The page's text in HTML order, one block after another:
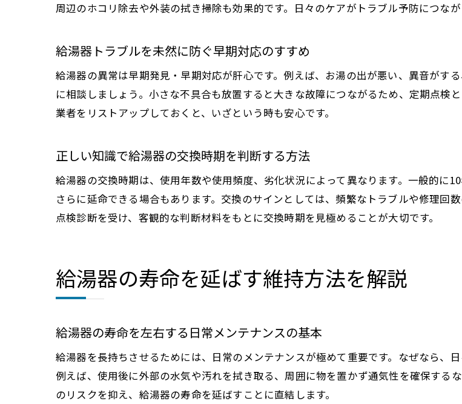
給湯器補助金申請の流れと注意
給湯器を自分で点検する際の注
DIYでできる給湯器の簡単メン
給湯器を自分で設置する前に知
給湯器の交換時期と故障予防策のポ
給湯器の交換時期を正しく見極
故障を未然に防ぐための給湯器
長持ちさせる給湯器の使い方と
故障予防に役立つ給湯器維持の
省エネ対策で給湯器の負担を減らす
給湯器の省エネ運転が負担軽減
省エネを意識した給湯器の使い
給湯器の効率運転で光熱費を抑
周辺のホコリ除去や外装の拭き掃除も効果的です。日々のケアがトラブル予防につなが
給湯器トラブルを未然に防ぐ早期対応のすすめ
給湯器の異常は早期発見・早期対応が肝心です。例えば、お湯の出が悪い、異音がす
に相談しましょう。小さな不具合も放置すると大きな故障につながるため、定期点検
業者をリストアップしておくと、いざという時も安心です。
正しい知識で給湯器の交換時期を判断する方法
給湯器の交換時期は、使用年数や使用頻度、劣化状況によって異なります。一般的に
さらに延命できる場合もあります。交換のサインとしては、頻繁なトラブルや修理回
点検診断を受け、客観的な判断材料をもとに交換時期を見極めることが大切です。
給湯器の寿命を延ばす維持方法を解説
給湯器の寿命を左右する日常メンテナンスの基本
給湯器を長持ちさせるためには、日常のメンテナンスが極めて重要です。なぜなら、
例えば、使用後に外部の水気や汚れを拭き取る、周囲に物を置かず通気性を確保する
のリスクを抑え、給湯器の寿命を延ばすことに直結します。